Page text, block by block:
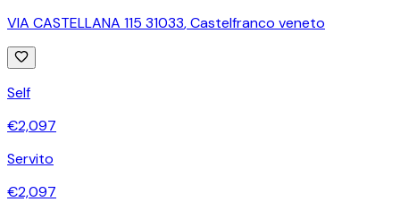
VIA CASTELLANA 115 31033,Castelfranco veneto
Self
€2,097
Servito
€2,097